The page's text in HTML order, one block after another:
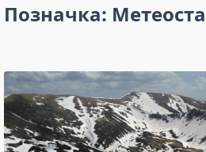
Позначка: